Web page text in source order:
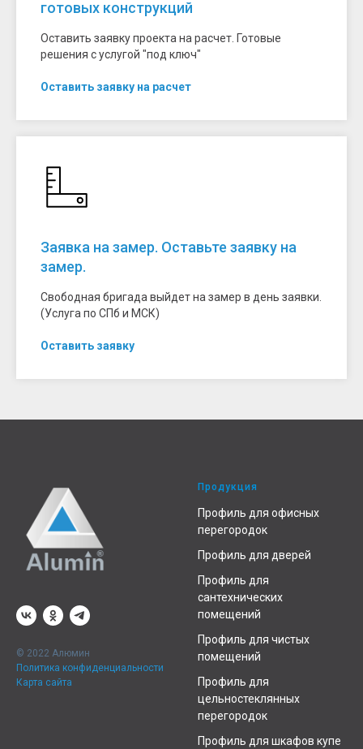
готовых конструкций
Оставить заявку проекта на расчет. Готовые
решения с услугой "под ключ"
Оставить заявку на расчет
Заявка на замер. Оставьте заявку на
замер.
Свободная бригада выйдет на замер в день заявки.
(Услуга по СПб и МСК)
Оставить заявку
© 2022 Алюмин
Политика конфиденциальности
Карта сайта
Продукция
Профиль для офисных
перегородок
Профиль для дверей
Профиль для
сантехнических
помещений
Профиль для чистых
помещений
Профиль для
цельностеклянных
перегородок
Профиль для шкафов купе